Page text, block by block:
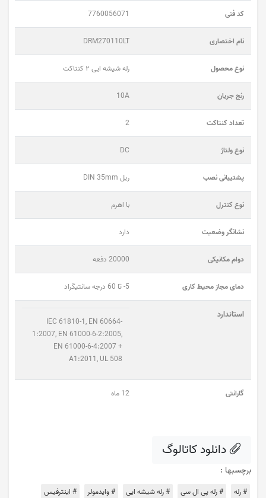
کد فنی 7760056071
نام اختصاری DRM270110LT
نوع محصول رله شیشه ایی ۲ کنتاکت
رنج جریان 10A
تعداد کنتاکت 2
نوع ولتاژ DC
پشتیبانی نصب ریل DIN 35mm
نوع کنترل با اهرم
نشانگر وضعیت دارد
دوام مکانیکی 20000 دفعه
دمای مجاز محیط کاری 5- تا 60 درجه سانتیگراد
استاندارد
IEC 61810-1, EN 60664-
1:2007, EN 61000-6-2:2005,
EN 61000-6-4:2007 +
A1:2011, UL 508
گارانتی 12 ماه
دانلود کاتالوگ
برچسبها :
# رله # رله پی ال سی # رله شیشه ایی # وایدمولر
# اینترفیس